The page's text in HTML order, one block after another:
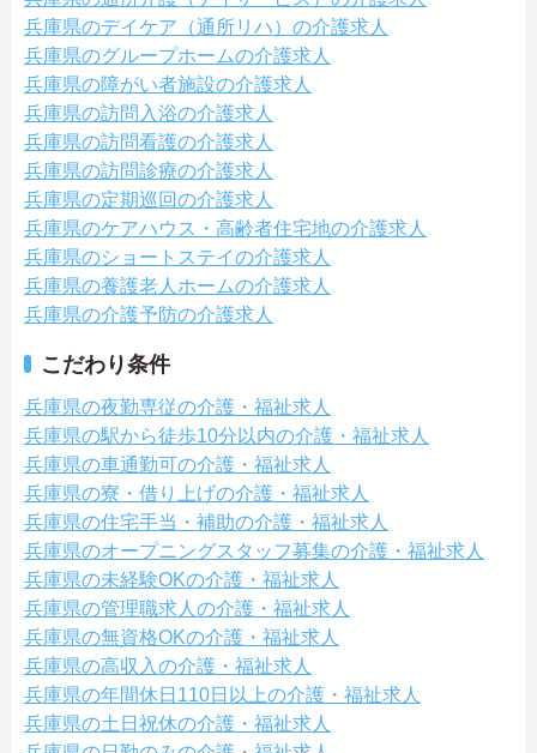
兵庫県のデイケア（通所リハ）の介護求人
兵庫県のグループホームの介護求人
兵庫県の障がい者施設の介護求人
兵庫県の訪問入浴の介護求人
兵庫県の訪問看護の介護求人
兵庫県の訪問診療の介護求人
兵庫県の定期巡回の介護求人
兵庫県のケアハウス・高齢者住宅地の介護求人
兵庫県のショートステイの介護求人
兵庫県の養護老人ホームの介護求人
兵庫県の介護予防の介護求人
こだわり条件
兵庫県の夜勤専従の介護・福祉求人
兵庫県の駅から徒歩10分以内の介護・福祉求人
兵庫県の車通勤可の介護・福祉求人
兵庫県の寮・借り上げの介護・福祉求人
兵庫県の住宅手当・補助の介護・福祉求人
兵庫県のオープニングスタッフ募集の介護・福祉求人
兵庫県の未経験OKの介護・福祉求人
兵庫県の管理職求人の介護・福祉求人
兵庫県の無資格OKの介護・福祉求人
兵庫県の高収入の介護・福祉求人
兵庫県の年間休日110日以上の介護・福祉求人
兵庫県の土日祝休の介護・福祉求人